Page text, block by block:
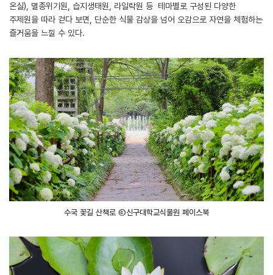
온실), 멸종위기원, 습지생태원, 라일락원 등 테마별로 구성된 다양한
주제원을 따라 걷다 보면, 단순한 식물 감상을 넘어 오감으로 자연을 체험하는
즐거움을 느낄 수 있다.
수국 꽃길 산책로 ⓒ신구대학교식물원 페이스북